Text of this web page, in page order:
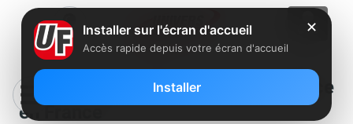
Iliad (Free) : 18 ème Best Workplace
en France
✕
Installer sur l'écran d'accueil
Accès rapide depuis votre écran d'accueil
Installer